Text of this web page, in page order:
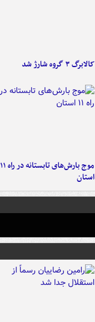
کالابرگ ۳ گروه شارژ شد
موج بارش‌های تابستانه در راه ۱۱
استان